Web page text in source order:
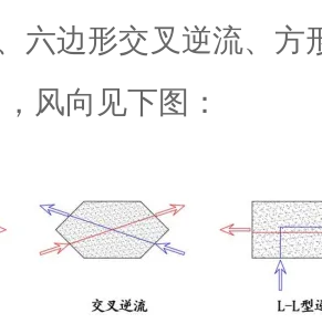
六边形交叉逆流、方
风向见下图：